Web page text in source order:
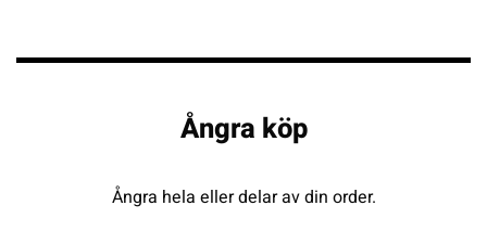
Ångra köp
Ångra hela eller delar av din order.